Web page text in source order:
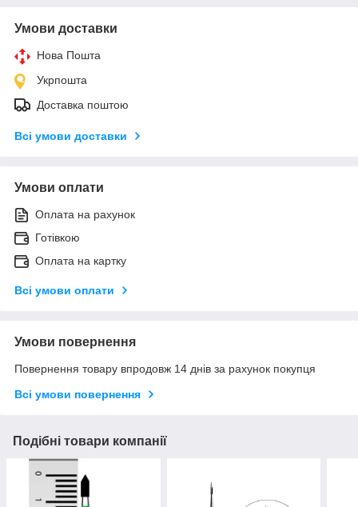
Умови доставки
Нова Пошта
Укрпошта
Доставка поштою
Всі умови доставки
Умови оплати
Оплата на рахунок
Готівкою
Оплата на картку
Всі умови оплати
Умови повернення
Повернення товару впродовж 14 днів за рахунок покупця
Всі умови повернення
Подібні товари компанії